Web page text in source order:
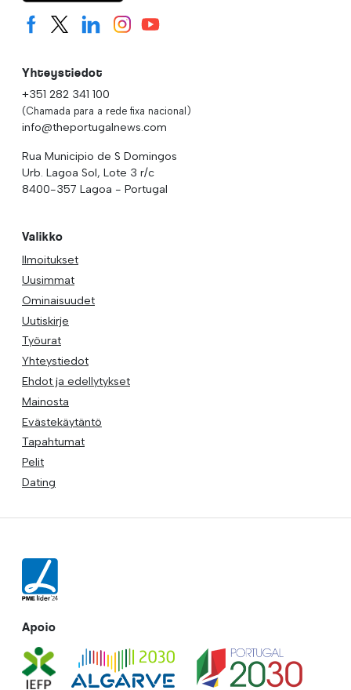
Yhteystiedot
+351 282 341 100
(Chamada para a rede fixa nacional)
info@theportugalnews.com
Rua Municipio de S Domingos
Urb. Lagoa Sol, Lote 3 r/c
8400-357 Lagoa - Portugal
Valikko
Ilmoitukset
Uusimmat
Ominaisuudet
Uutiskirje
Työurat
Yhteystiedot
Ehdot ja edellytykset
Mainosta
Evästekäytäntö
Tapahtumat
Pelit
Dating
Apoio